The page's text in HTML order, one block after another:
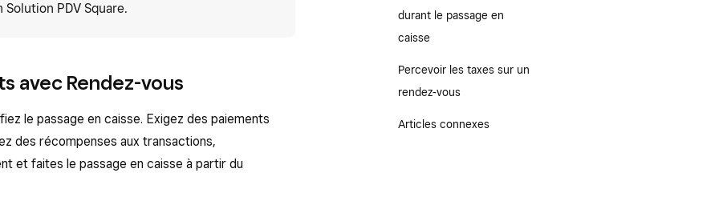
PDV Square.
avec Rendez-vous
le passage en caisse. Exigez des paiements
des récompenses aux transactions,
et faites le passage en caisse à partir du
durant le passage en
caisse
Percevoir les taxes sur un
rendez-vous
Articles connexes